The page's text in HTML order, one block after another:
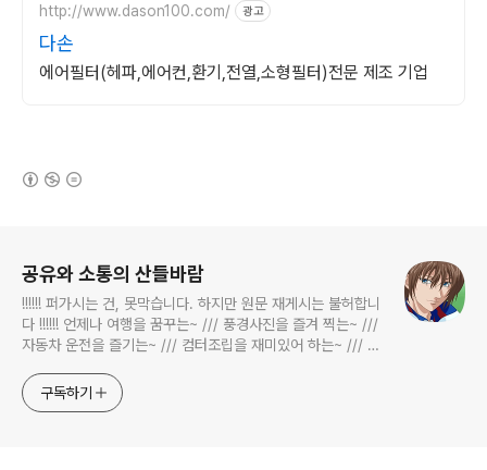
http://www.dason100.com/ 광고
다손
에어필터(헤파,에어컨,환기,전열,소형필터)전문 제조 기업
공유와 소통의 산들바람
!!!!!! 퍼가시는 건, 못막습니다. 하지만 원문 재게시는 불허합니
다 !!!!!! 언제나 여행을 꿈꾸는~ /// 풍경사진을 즐겨 찍는~ ///
자동차 운전을 즐기는~ /// 컴터조립을 재미있어 하는~ /// 고
식하는 미드가 있는~ /// 사회적 이슈에 발언하는~ 不老巨
구독하기